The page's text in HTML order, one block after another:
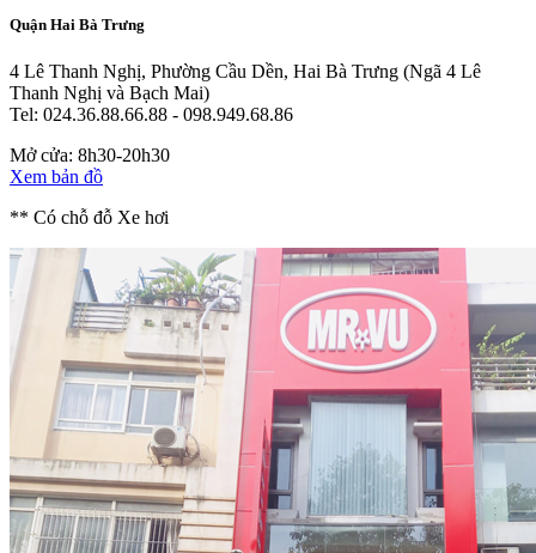
Quận Hai Bà Trưng
4 Lê Thanh Nghị, Phường Cầu Dền, Hai Bà Trưng (Ngã 4 Lê
Thanh Nghị và Bạch Mai)
Tel: 024.36.88.66.88 - 098.949.68.86
Mở cửa: 8h30-20h30
Xem bản đồ
** Có chỗ đỗ Xe hơi